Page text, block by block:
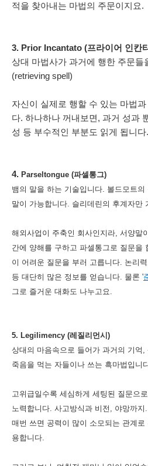
적을 찾아내는 마법의 주문이지요.
3. Prior Incantato (프라이어 인칸
상대 마법사가 과거에 행한 주문들
(retrieving spell)
자신이 실제로 행할 수 있는 마법
다. 하나하나 꺼내보면, 과거 성과
성 등 부수적인 부분도 읽게 됩니다.
4. Parseltongue (파셀통그)
뱀의 말을 하는 기술입니다. 볼드모트
말이 가능합니다. 슬리데린의 후계자만
해외사업이 주축인 회사인지라, 서양말
간에 양해를 구하고 파셀통그로 질문을
이 어려운 질문을 부러 고릅니다. 논리
등 대단히 많은 정보를 얻습니다. 물론 '
그로 즐거운 대화도 나누고요.
5. Legilimency (레질리먼시)
상대의 마음속으로 들어가 과거의 기억
죽음을 먹는 자들이나 쓰는 흑마법입니
고위급일수록 세심하게 세팅된 질문으
노력합니다. 사고방식과 비전, 야망까지.
매번 쓰면 공력이 많이 소모되는 관계
용합니다.